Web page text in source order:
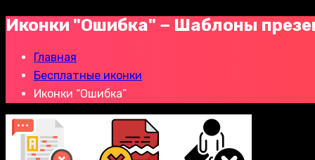
Иконки "Ошибка" − Шаблоны
Главная
Бесплатные иконки
Иконки “Ошибка”